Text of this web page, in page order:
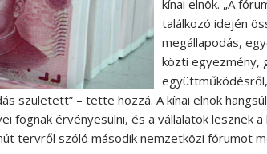
kínai elnök. „A
találkozó idején
megállapodás,
közti egyezmény,
született” – tette hozzá. A kínai elnök
fognak érvényesülni, és a vállalatok lesznek a
tervről szóló második nemzetközi fórumot